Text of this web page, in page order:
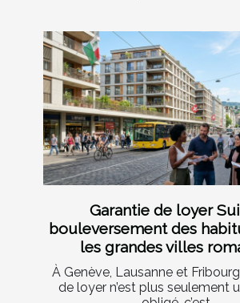
Garantie de loyer
bouleversement des
les grandes villes
À Genève, Lausanne et
de loyer n’est plus seulement